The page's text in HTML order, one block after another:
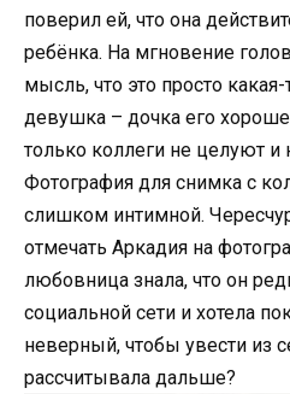
поверил ей, что она
ребёнка. На мгновение
мысль, что это просто какая-
девушка – дочка его
только коллеги не целуют и
Фотография для снимка с
слишком интимной.
отмечать Аркадия на
любовница знала, что он
социальной сети и хотела
неверный, чтобы увести из
рассчитывала дальше?